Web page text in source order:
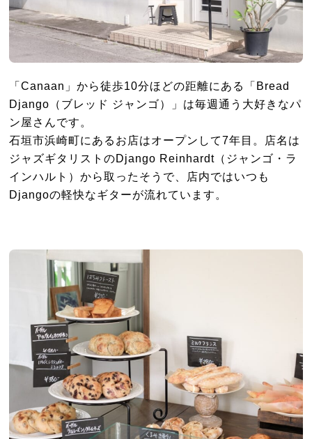
「Canaan」から徒歩10分ほどの距離にある「Bread
Django（ブレッド ジャンゴ）」は毎週通う大好きなパ
ン屋さんです。
石垣市浜崎町にあるお店はオープンして7年目。店名は
ジャズギタリストのDjango Reinhardt（ジャンゴ・ラ
インハルト）から取ったそうで、店内ではいつも
Djangoの軽快なギターが流れています。